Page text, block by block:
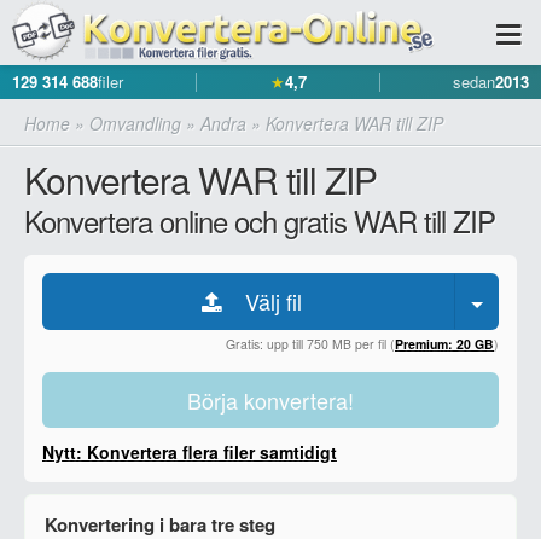
129 314 688filer ★4,7 sedan2013
Home » Omvandling » Andra » Konvertera WAR till ZIP
Konvertera WAR till ZIP
Konvertera online och gratis WAR till ZIP
Välj fil
Gratis: upp till 750 MB per fil (Premium: 20 GB)
Börja konvertera!
Nytt: Konvertera flera filer samtidigt
Konvertering i bara tre steg